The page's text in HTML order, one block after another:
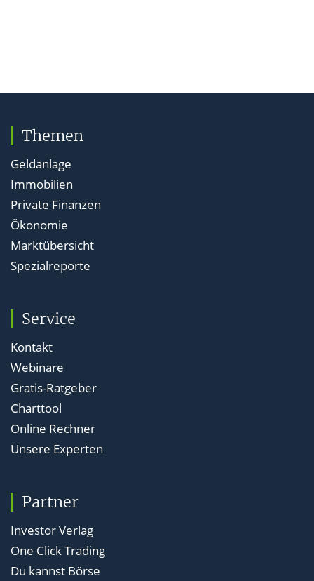
Themen
Geldanlage
Immobilien
Private Finanzen
Ökonomie
Marktübersicht
Spezialreporte
Service
Kontakt
Webinare
Gratis-Ratgeber
Charttool
Online Rechner
Unsere Experten
Partner
Investor Verlag
One Click Trading
Du kannst Börse